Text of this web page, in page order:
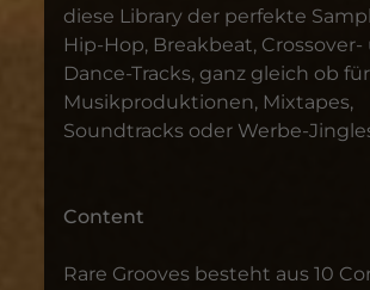
diese Library der perfekte
Hip-Hop, Breakbeat, Crossover-
Dance-Tracks, ganz gleich ob für
Musikproduktionen, Mixtapes,
Soundtracks oder Werbe-
Content
Rare Grooves besteht aus 10